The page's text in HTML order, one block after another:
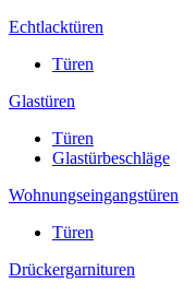
Echtlacktüren
Türen
Glastüren
Türen
Glastürbeschläge
Wohnungseingangstüren
Türen
Drückergarnituren